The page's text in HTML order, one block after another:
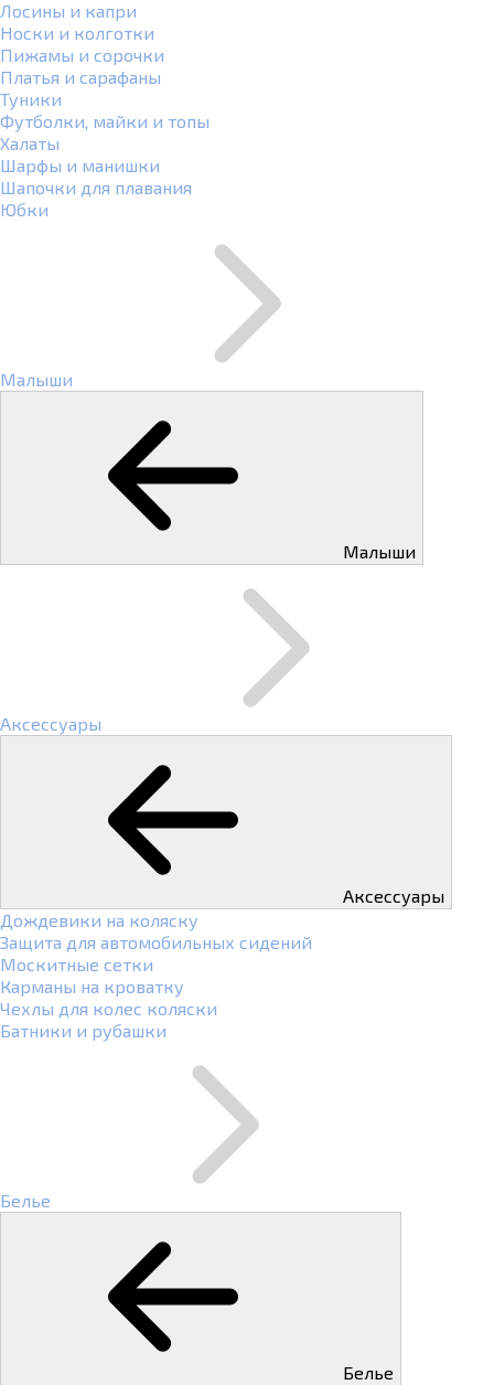
Лосины и капри
Носки и колготки
Пижамы и сорочки
Платья и сарафаны
Туники
Футболки, майки и топы
Халаты
Шарфы и манишки
Шапочки для плавания
Юбки
Малыши
Малыши
Аксессуары
Аксессуары
Дождевики на коляску
Защита для автомобильных сидений
Москитные сетки
Карманы на кроватку
Чехлы для колес коляски
Батники и рубашки
Белье
Белье